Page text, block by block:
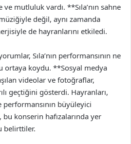
mutluluk vardı. **Sıla’nın sahne
değil, aynı zamanda
de hayranlarını etkiledi.
Sıla’nın performansının ne
ortaya koydu. **Sosyal medya
videolar ve fotoğraflar,
geçtiğini gösterdi. Hayranları,
performansının büyüleyici
konserin hafızalarında yer
belirttiler.